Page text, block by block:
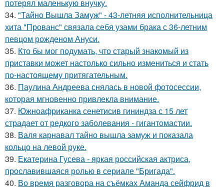
потерял маленькую внучку.
34. "Тайно Вышла Замуж" - 43-летняя исполнительница
хита "Прованс" связала себя узами брака с 36-летним
певцом рожденом Ануси.
35. Кто бы мог подумать, что старый знакомый из
приставки может настолько сильно измениться и стать
по-настоящему притягательным.
36. Паулина Андреева снялась в новой фотосессии,
которая мгновенно привлекла внимание.
37. Южноафриканка сенетисив гининдза с 15 лет
страдает от редкого заболевания - гигантомастии.
38. Валя карнавал тайно вышла замуж и показала
кольцо на левой руке.
39. Екатерина Гусева - яркая российская актриса,
прославившаяся ролью в сериале "Бригада".
40. Во время разговора на съёмках Аманда сейфрид в